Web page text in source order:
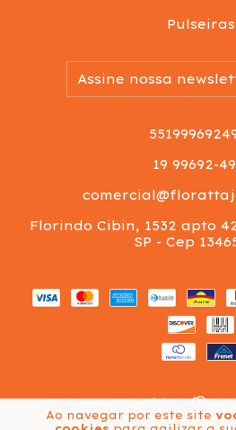
Ao navegar por este site
Pulseiras
19 99692-
Florindo Cibin, 1532 apto
SP - Cep
Copyright Vgs Importação